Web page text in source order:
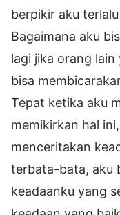
berpikir aku
Bagaimana aku
lagi jika orang
bisa
Tepat ketika aku
memikirkan hal
menceritakan
terbata-bata, aku
keadaanku yang